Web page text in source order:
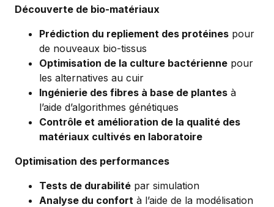
Découverte de bio-matériaux
Prédiction du repliement des protéines pour
de nouveaux bio-tissus
Optimisation de la culture bactérienne pour
les alternatives au cuir
Ingénierie des fibres à base de plantes à
l’aide d’algorithmes génétiques
Contrôle et amélioration de la qualité des
matériaux cultivés en laboratoire
Optimisation des performances
Tests de durabilité par simulation
Analyse du confort à l’aide de la modélisation